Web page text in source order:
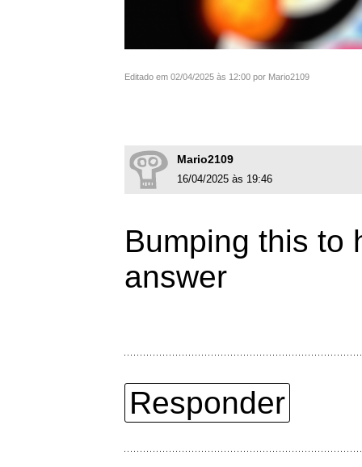
Editado em 02/04/2025 às 12:00 por Mario2109
Mario2109
16/04/2025 às 19:46
Bumping this to
answer
Responder